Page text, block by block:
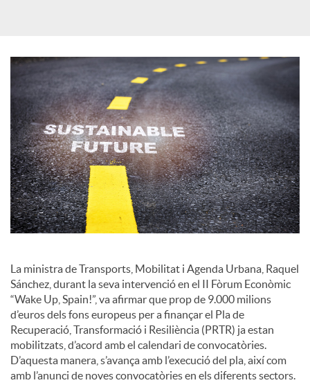
s
S
o
c
i
a
l
s
La ministra de Transports, Mobilitat i Agenda Urbana, Raquel
Sánchez, durant la seva intervenció en el II Fòrum Econòmic
“Wake Up, Spain!”, va afirmar que prop de 9.000 milions
d’euros dels fons europeus per a finançar el Pla de
Recuperació, Transformació i Resiliència (PRTR) ja estan
mobilitzats, d’acord amb el calendari de convocatòries.
D’aquesta manera, s’avança amb l’execució del pla, així com
amb l’anunci de noves convocatòries en els diferents sectors.